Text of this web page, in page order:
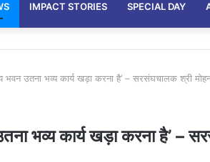
IMPACT STORIES SPECIAL DAY
भवन उतना भव्य कार्य खड़ा करना है’ – सरसंघचालक श्री
भव्य कार्य खड़ा करना है’ –